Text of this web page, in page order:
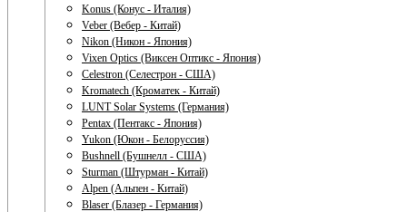
Konus (Конус - Италия)
Veber (Вебер - Китай)
Nikon (Никон - Япония)
Vixen Optics (Виксен Оптикс - Япония)
Celestron (Селестрон - США)
Kromatech (Кроматек - Китай)
LUNT Solar Systems (Германия)
Pentax (Пентакс - Япония)
Yukon (Юкон - Белоруссия)
Bushnell (Бушнелл - США)
Sturman (Штурман - Китай)
Alpen (Альпен - Китай)
Blaser (Блазер - Германия)